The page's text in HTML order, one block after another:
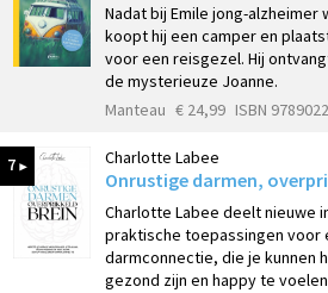
Nadat bij Emile jong-
koopt hij een camper en
voor een reisgezel. Hij
de mysterieuze Joanne.
Manteau € 24,99 ISBN
7 Charlotte Labee
Onrustige darmen,
Charlotte Labee deelt nieuwe
praktische toepassingen voor
darmconnectie, die je kunnen
gezond zijn en happy te